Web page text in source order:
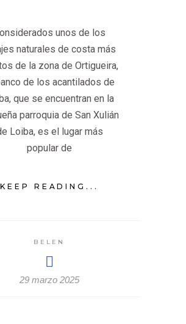
unos de los
naturales de costa más
de la zona de Ortigueira,
de los acantilados de
que se encuentran en la
parroquia de San Xulián
Loiba, es el lugar más
popular de
KEEP READING...
BELEN
29 marzo 2025